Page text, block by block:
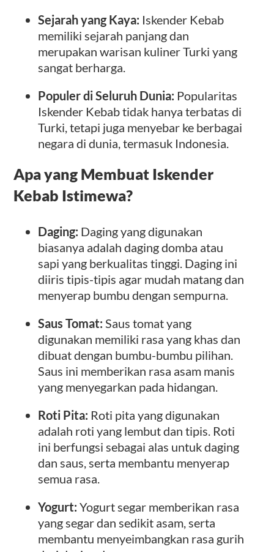
Sejarah yang Kaya: Iskender Kebab
memiliki sejarah panjang dan
merupakan warisan kuliner Turki yang
sangat berharga.
Populer di Seluruh Dunia: Popularitas
Iskender Kebab tidak hanya terbatas di
Turki, tetapi juga menyebar ke berbagai
negara di dunia, termasuk Indonesia.
Apa yang Membuat Iskender
Kebab Istimewa?
Daging: Daging yang digunakan
biasanya adalah daging domba atau
sapi yang berkualitas tinggi. Daging ini
diiris tipis-tipis agar mudah matang dan
menyerap bumbu dengan sempurna.
Saus Tomat: Saus tomat yang
digunakan memiliki rasa yang khas dan
dibuat dengan bumbu-bumbu pilihan.
Saus ini memberikan rasa asam manis
yang menyegarkan pada hidangan.
Roti Pita: Roti pita yang digunakan
adalah roti yang lembut dan tipis. Roti
ini berfungsi sebagai alas untuk daging
dan saus, serta membantu menyerap
semua rasa.
Yogurt: Yogurt segar memberikan rasa
yang segar dan sedikit asam, serta
membantu menyeimbangkan rasa gurih